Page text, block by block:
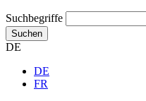
Suchbegriffe
Suchen
DE
DE
FR